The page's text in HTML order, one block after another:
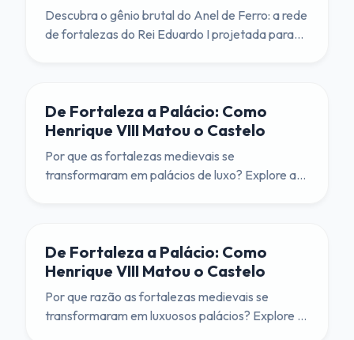
Descubra o gênio brutal do Anel de Ferro: a rede
de fortalezas do Rei Eduardo I projetada para
De Fortaleza a Palácio: Como
Henrique VIII Matou o Castelo
Por que as fortalezas medievais se
transformaram em palácios de luxo? Explore a
De Fortaleza a Palácio: Como
Henrique VIII Matou o Castelo
Por que razão as fortalezas medievais se
transformaram em luxuosos palácios? Explore a